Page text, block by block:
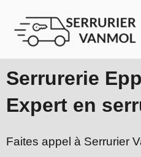
contenu
Serrurerie
Expert en
Faites appel à Serrurier